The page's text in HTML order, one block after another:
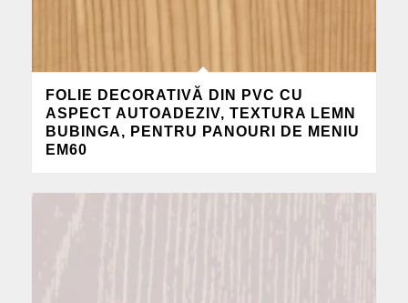
FOLIE DECORATIVĂ DIN PVC CU
ASPECT AUTOADEZIV, TEXTURA LEMN
BUBINGA, PENTRU PANOURI DE MENIU
EM60